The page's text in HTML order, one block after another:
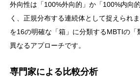
外向性は「100%外向的」か「100%内向
く、正規分布する連続体として捉えられ
を16の明確な「箱」に分類するMBTIの「
異なるアプローチです。
専門家による比較分析